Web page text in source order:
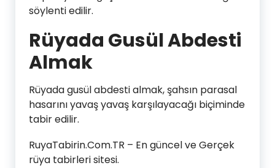
söylenti edilir.
Rüyada Gusül Abdesti
Almak
Rüyada gusül abdesti almak, şahsın parasal
hasarını yavaş yavaş karşılayacağı biçiminde
tabir edilir.
RuyaTabirin.Com.TR – En güncel ve Gerçek
rüya tabirleri sitesi.